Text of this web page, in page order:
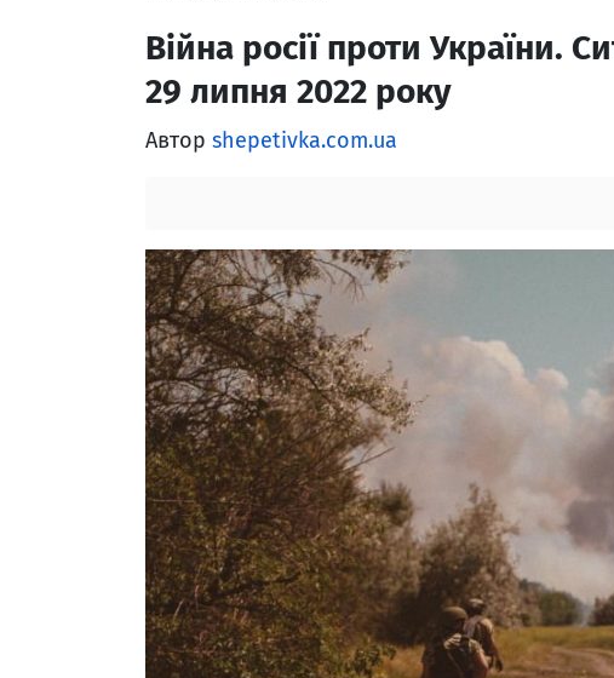
Війна росії проти України.
29 липня 2022 року
Автор shepetivka.com.ua